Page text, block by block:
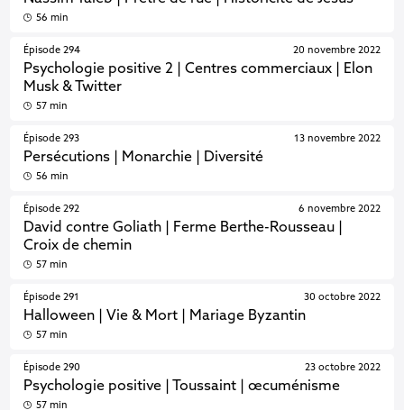
56 min
Épisode 294
Psychologie positive 2 | Centres commerciaux | Elon
Musk & Twitter
20 novembre 2022
57 min
Épisode 293
Persécutions | Monarchie | Diversité
13 novembre 2022
56 min
Épisode 292
David contre Goliath | Ferme Berthe-Rousseau |
Croix de chemin
6 novembre 2022
57 min
Épisode 291
Halloween | Vie & Mort | Mariage Byzantin
30 octobre 2022
57 min
Épisode 290
Psychologie positive | Toussaint | œcuménisme
23 octobre 2022
57 min